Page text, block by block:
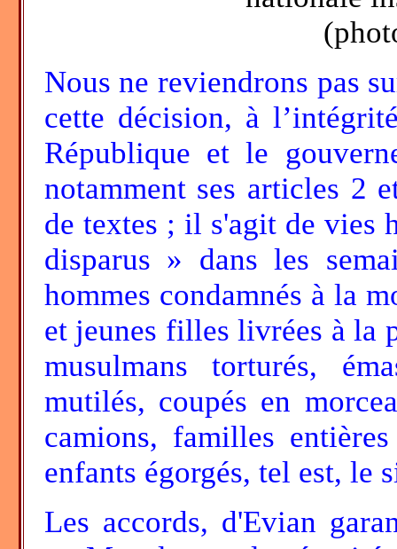
Nous ne reviendrons pas
cette décision, à
République et le
notamment ses articles 2
de textes ; il s'agit de vies
disparus » dans les
hommes condamnés à la
et jeunes filles livrées à la
musulmans torturés,
mutilés, coupés en
camions, familles
enfants égorgés, tel est, le
Les accords, d'Evian